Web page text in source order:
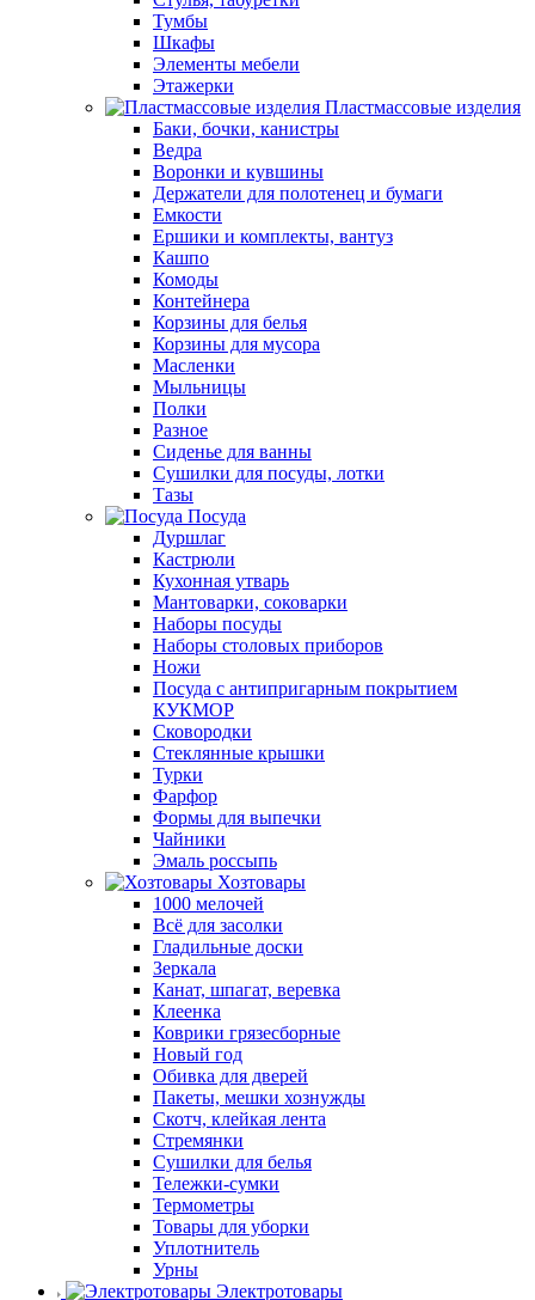
Тумбы
Шкафы
Элементы мебели
Этажерки
Пластмассовые изделия
Баки, бочки, канистры
Ведра
Воронки и кувшины
Держатели для полотенец и бумаги
Емкости
Ершики и комплекты, вантуз
Кашпо
Комоды
Контейнера
Корзины для белья
Корзины для мусора
Масленки
Мыльницы
Полки
Разное
Сиденье для ванны
Сушилки для посуды, лотки
Тазы
Посуда
Дуршлаг
Кастрюли
Кухонная утварь
Мантоварки, соковарки
Наборы посуды
Наборы столовых приборов
Ножи
Посуда с антипригарным покрытием
КУКМОР
Сковородки
Стеклянные крышки
Турки
Фарфор
Формы для выпечки
Чайники
Эмаль россыпь
Хозтовары
1000 мелочей
Всё для засолки
Гладильные доски
Зеркала
Канат, шпагат, веревка
Клеенка
Коврики грязесборные
Новый год
Обивка для дверей
Пакеты, мешки хознужды
Скотч, клейкая лента
Стремянки
Сушилки для белья
Тележки-сумки
Термометры
Товары для уборки
Уплотнитель
Урны
Электротовары